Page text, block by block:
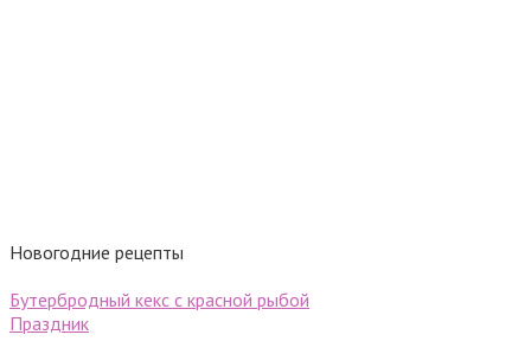
Новогодние рецепты
Бутербродный кекс с красной рыбой
Праздник